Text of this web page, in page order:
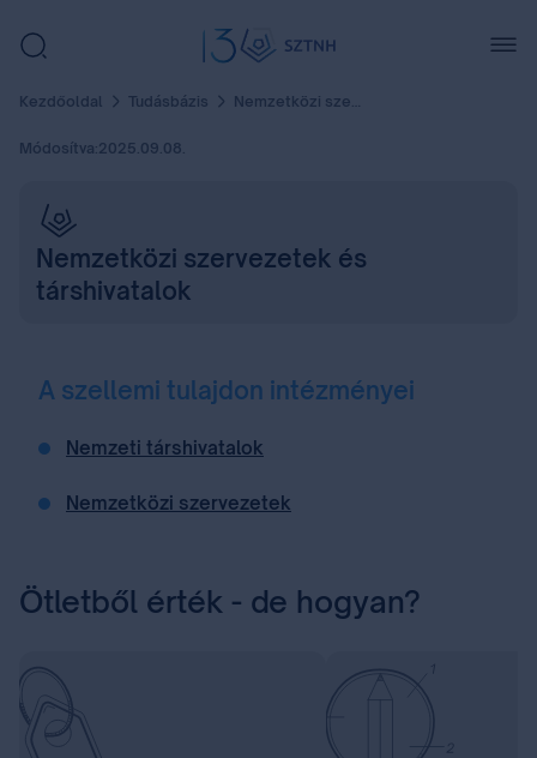
Kezdőoldal Tudásbázis Nemzetközi szervezetek és társhivatalok
Módosítva:2025.09.08.
Nemzetközi szervezetek és
társhivatalok
A szellemi tulajdon intézményei
Nemzeti társhivatalok
Nemzetközi szervezetek
Ötletből érték - de hogyan?